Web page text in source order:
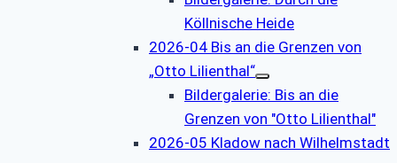
Köllnische Heide
2026-04 Bis an die Grenzen von
„Otto Lilienthal“
Bildergalerie: Bis an die
Grenzen von "Otto Lilienthal"
2026-05 Kladow nach Wilhelmstadt